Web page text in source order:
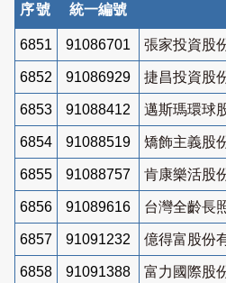
序號 統一編號
6851 91086701 張家投資股
6852 91086929 捷昌投資股
6853 91088412 邁斯瑪環球
6854 91088519 矯飾主義股
6855 91088757 肯康樂活股
6856 91089616 台灣全齡長
6857 91091232 億得富股份
6858 91091388 富力國際股